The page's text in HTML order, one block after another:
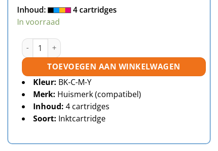
Inhoud:
4 cartridges
In voorraad
Brother LC3219 inktcartridges multipack (zwart + 3
TOEVOEGEN AAN WINKELWAGEN
Kleur: BK-C-M-Y
Merk: Huismerk (compatibel)
Inhoud: 4 cartridges
Soort: Inktcartridge